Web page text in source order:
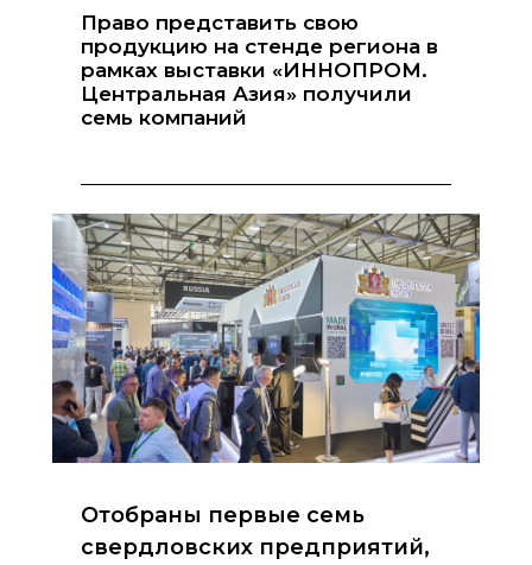
Право представить свою
продукцию на стенде региона в
рамках выставки «ИННОПРОМ.
Центральная Азия» получили
семь компаний
Отобраны первые семь
свердловских предприятий,